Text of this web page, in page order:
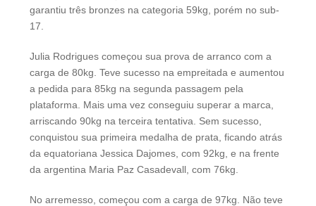
garantiu três bronzes na categoria 59kg, porém no sub-
17.
Julia Rodrigues começou sua prova de arranco com a
carga de 80kg. Teve sucesso na empreitada e aumentou
a pedida para 85kg na segunda passagem pela
plataforma. Mais uma vez conseguiu superar a marca,
arriscando 90kg na terceira tentativa. Sem sucesso,
conquistou sua primeira medalha de prata, ficando atrás
da equatoriana Jessica Dajomes, com 92kg, e na frente
da argentina Maria Paz Casadevall, com 76kg.
No arremesso, começou com a carga de 97kg. Não teve